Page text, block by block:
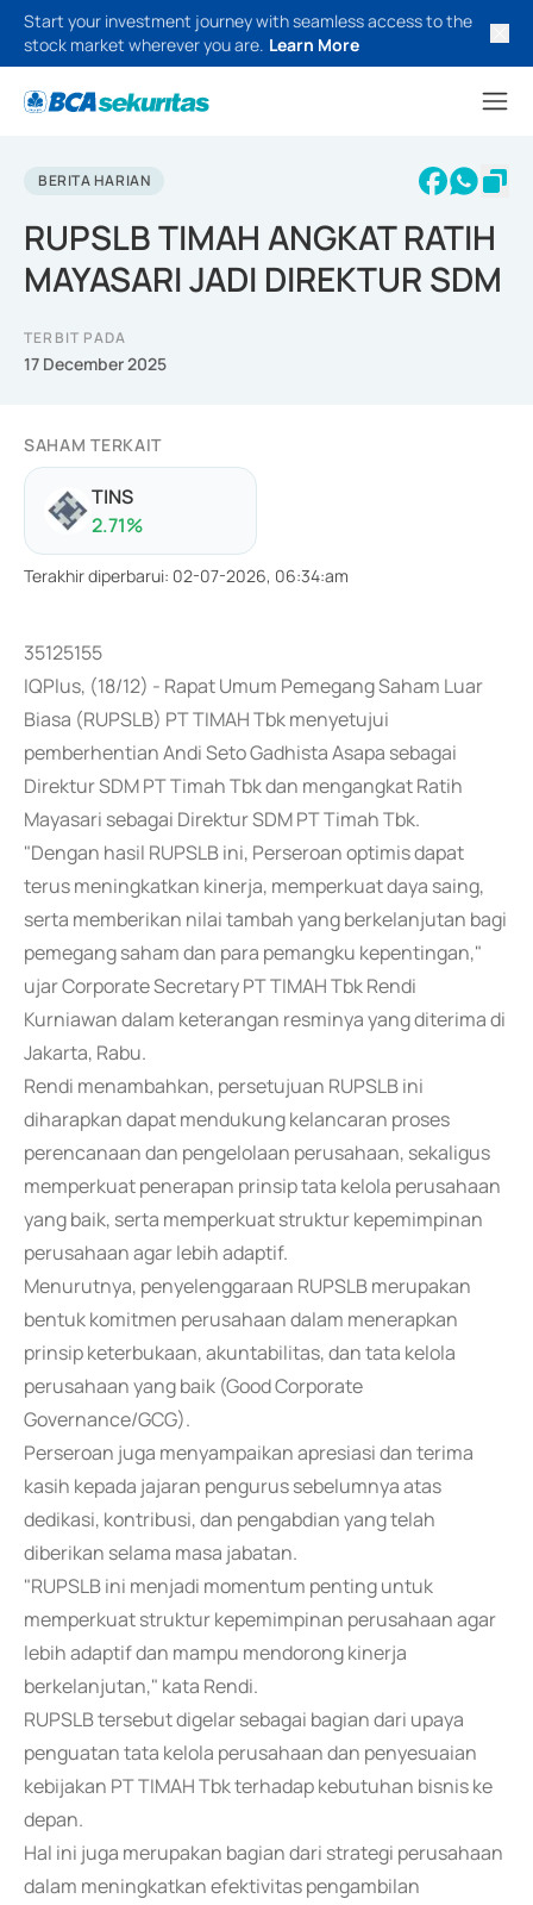
Start your investment journey with seamless access to the
stock market wherever you are. Learn More
BERITA HARIAN
RUPSLB TIMAH ANGKAT RATIH
MAYASARI JADI DIREKTUR SDM
TERBIT PADA
17 December 2025
SAHAM TERKAIT
TINS
2.71%
Terakhir diperbarui: 02-07-2026, 06:34:am
35125155
IQPlus, (18/12) - Rapat Umum Pemegang Saham Luar
Biasa (RUPSLB) PT TIMAH Tbk menyetujui
pemberhentian Andi Seto Gadhista Asapa sebagai
Direktur SDM PT Timah Tbk dan mengangkat Ratih
Mayasari sebagai Direktur SDM PT Timah Tbk.
"Dengan hasil RUPSLB ini, Perseroan optimis dapat
terus meningkatkan kinerja, memperkuat daya saing,
serta memberikan nilai tambah yang berkelanjutan bagi
pemegang saham dan para pemangku kepentingan,"
ujar Corporate Secretary PT TIMAH Tbk Rendi
Kurniawan dalam keterangan resminya yang diterima di
Jakarta, Rabu.
Rendi menambahkan, persetujuan RUPSLB ini
diharapkan dapat mendukung kelancaran proses
perencanaan dan pengelolaan perusahaan, sekaligus
memperkuat penerapan prinsip tata kelola perusahaan
yang baik, serta memperkuat struktur kepemimpinan
perusahaan agar lebih adaptif.
Menurutnya, penyelenggaraan RUPSLB merupakan
bentuk komitmen perusahaan dalam menerapkan
prinsip keterbukaan, akuntabilitas, dan tata kelola
perusahaan yang baik (Good Corporate
Governance/GCG).
Perseroan juga menyampaikan apresiasi dan terima
kasih kepada jajaran pengurus sebelumnya atas
dedikasi, kontribusi, dan pengabdian yang telah
diberikan selama masa jabatan.
"RUPSLB ini menjadi momentum penting untuk
memperkuat struktur kepemimpinan perusahaan agar
lebih adaptif dan mampu mendorong kinerja
berkelanjutan," kata Rendi.
RUPSLB tersebut digelar sebagai bagian dari upaya
penguatan tata kelola perusahaan dan penyesuaian
kebijakan PT TIMAH Tbk terhadap kebutuhan bisnis ke
depan.
Hal ini juga merupakan bagian dari strategi perusahaan
dalam meningkatkan efektivitas pengambilan